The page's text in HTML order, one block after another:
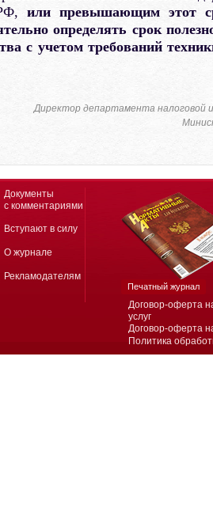
или превышающим этот
определять срок
с учетом требований
Директор департамента
Договор-оферта
услуг
Договор-оферта
Политика
Документы
с комментариями
Вступают в силу
О журнале
Рекламодателям
Печатный журнал